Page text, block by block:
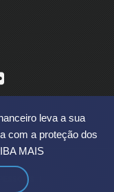
leva a sua
com a proteção dos
MAIS